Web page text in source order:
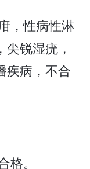
，性病性淋
锐湿疣，
疾病，不合
格。